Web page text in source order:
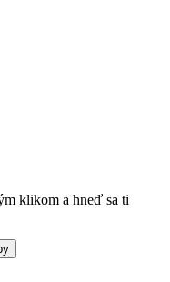
klikom a hneď sa ti